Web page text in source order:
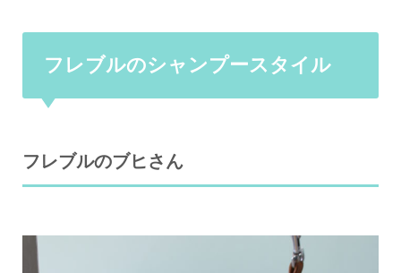
フレブルのシャンプースタイル
フレブルのブヒさん